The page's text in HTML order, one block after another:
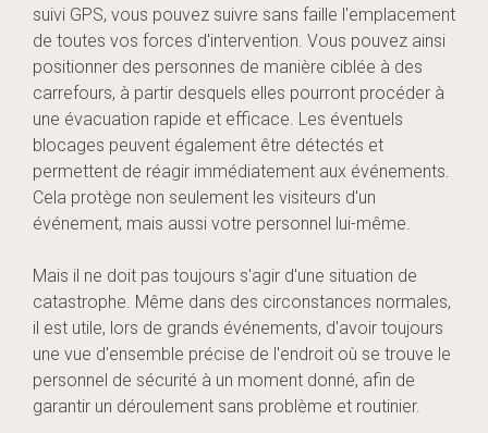
suivi GPS, vous pouvez suivre sans faille l'emplacement
de toutes vos forces d'intervention. Vous pouvez ainsi
positionner des personnes de manière ciblée à des
carrefours, à partir desquels elles pourront procéder à
une évacuation rapide et efficace. Les éventuels
blocages peuvent également être détectés et
permettent de réagir immédiatement aux événements.
Cela protège non seulement les visiteurs d'un
événement, mais aussi votre personnel lui-même.
Mais il ne doit pas toujours s'agir d'une situation de
catastrophe. Même dans des circonstances normales,
il est utile, lors de grands événements, d'avoir toujours
une vue d'ensemble précise de l'endroit où se trouve le
personnel de sécurité à un moment donné, afin de
garantir un déroulement sans problème et routinier.